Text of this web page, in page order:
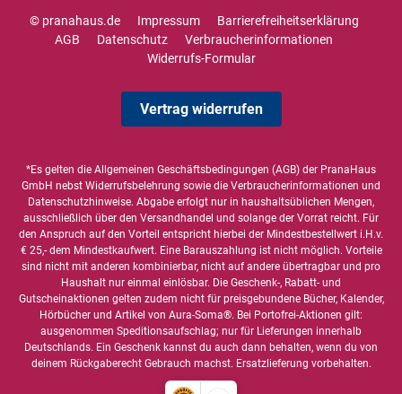
© pranahaus.de Impressum
Barrierefreiheitserklärung
AGB
Datenschutz
Verbraucherinformationen
Widerrufs-Formular
Vertrag widerrufen
*Es gelten die Allgemeinen Geschäftsbedingungen (AGB) der PranaHaus
GmbH nebst Widerrufsbelehrung sowie die Verbraucherinformationen und
Datenschutzhinweise. Abgabe erfolgt nur in haushaltsüblichen Mengen,
ausschließlich über den Versandhandel und solange der Vorrat reicht. Für
den Anspruch auf den Vorteil entspricht hierbei der Mindestbestellwert i.H.v.
€ 25,- dem Mindestkaufwert. Eine Barauszahlung ist nicht möglich. Vorteile
sind nicht mit anderen kombinierbar, nicht auf andere übertragbar und pro
Haushalt nur einmal einlösbar. Die Geschenk-, Rabatt- und
Gutscheinaktionen gelten zudem nicht für preisgebundene Bücher, Kalender,
Hörbücher und Artikel von Aura-Soma®. Bei Portofrei-Aktionen gilt:
ausgenommen Speditionsaufschlag; nur für Lieferungen innerhalb
Deutschlands. Ein Geschenk kannst du auch dann behalten, wenn du von
deinem Rückgaberecht Gebrauch machst. Ersatzlieferung vorbehalten.